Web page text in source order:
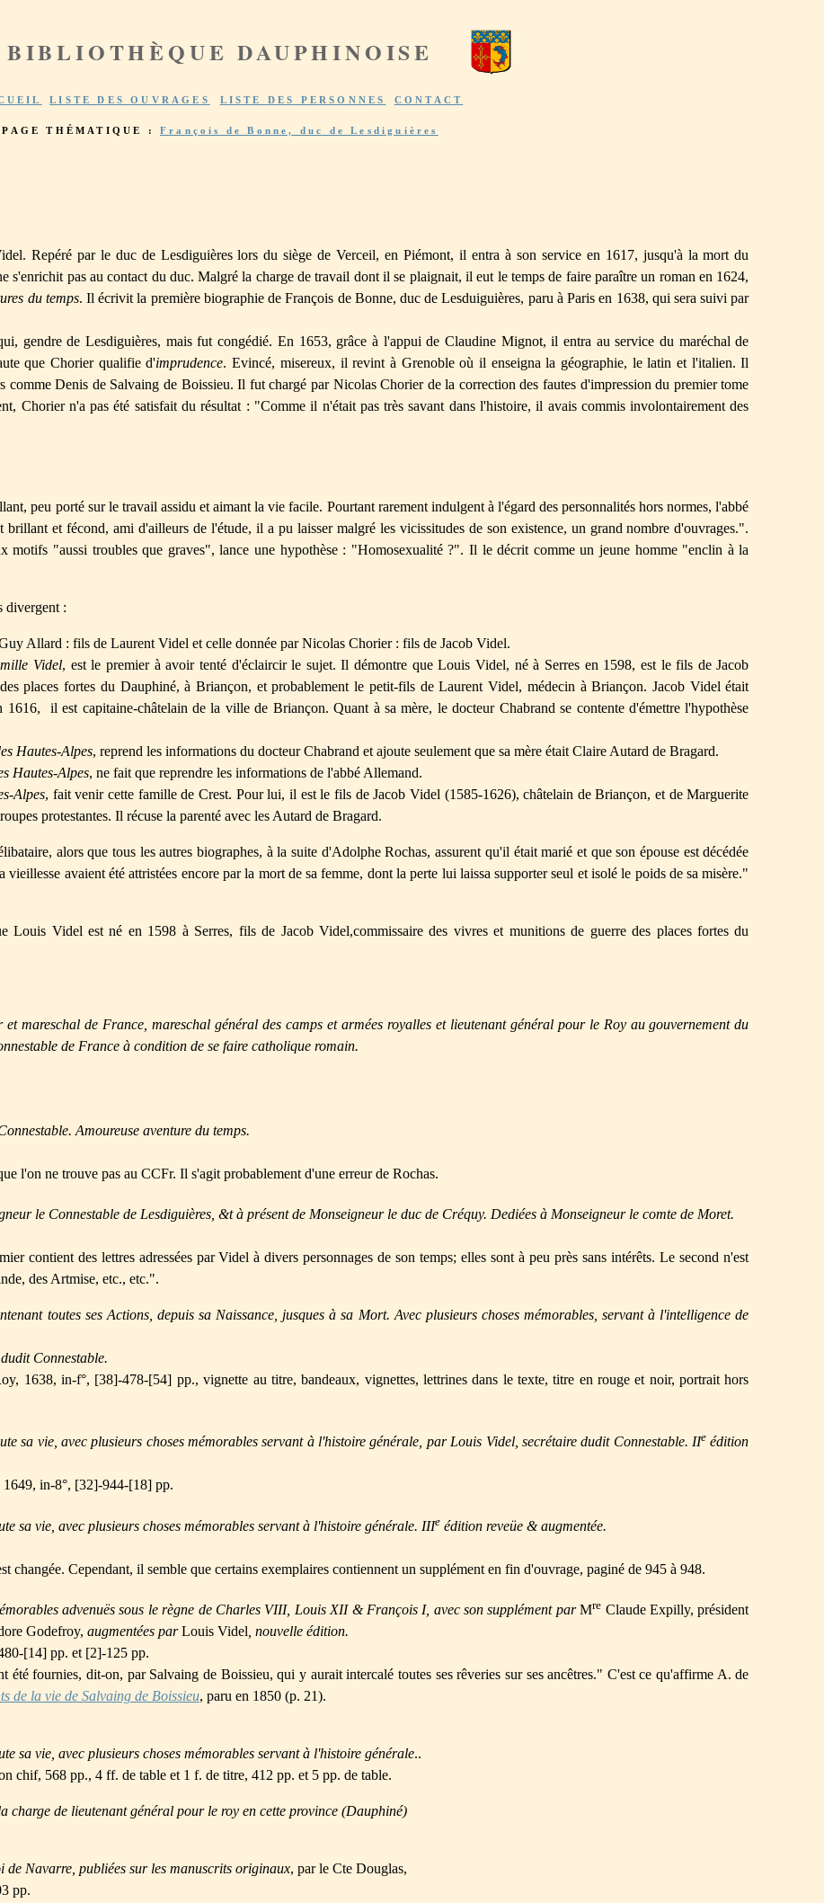
BIBLIOTHÈQUE DAUPHINOISE
LISTE DES OUVRAGES LISTE DES PERSONNES CONTACT
PAGE THÉMATIQUE : François de Bonne, duc de Lesdiguières
Repéré par le duc de Lesdiguières lors du siège de Verceil, en Piémont, il entra à son service en 1617, jusqu'à la mort du
s'enrichit pas au contact du duc. Malgré la charge de travail dont il se plaignait, il eut le temps de faire paraître un roman en 1624,
du temps. Il écrivit la première biographie de François de Bonne, duc de Lesduiguières, paru à Paris en 1638, qui sera suivi par
gendre de Lesdiguières, mais fut congédié. En 1653, grâce à l'appui de Claudine Mignot, il entra au service du maréchal de
que Chorier qualifie d'imprudence. Evincé, misereux, il revint à Grenoble où il enseigna la géographie, le latin et l'italien. Il
comme Denis de Salvaing de Boissieu. Il fut chargé par Nicolas Chorier de la correction des fautes d'impression du premier tome
Chorier n'a pas été satisfait du résultat : "Comme il n'était pas très savant dans l'histoire, il avais commis involontairement des
peu porté sur le travail assidu et aimant la vie facile. Pourtant rarement indulgent à l'égard des personnalités hors normes, l'abbé
et fécond, ami d'ailleurs de l'étude, il a pu laisser malgré les vicissitudes de son existence, un grand nombre d'ouvrages.".
motifs "aussi troubles que graves", lance une hypothèse : "Homosexualité ?". Il le décrit comme un jeune homme "enclin à la
divergent :
Allard : fils de Laurent Videl et celle donnée par Nicolas Chorier : fils de Jacob Videl.
Videl, est le premier à avoir tenté d'éclaircir le sujet. Il démontre que Louis Videl, né à Serres en 1598, est le fils de Jacob
places fortes du Dauphiné, à Briançon, et probablement le petit-fils de Laurent Videl, médecin à Briançon. Jacob Videl était
il est capitaine-châtelain de la ville de Briançon. Quant à sa mère, le docteur Chabrand se contente d'émettre l'hypothèse
Hautes-Alpes, reprend les informations du docteur Chabrand et ajoute seulement que sa mère était Claire Autard de Bragard.
Hautes-Alpes, ne fait que reprendre les informations de l'abbé Allemand.
Alpes, fait venir cette famille de Crest. Pour lui, il est le fils de Jacob Videl (1585-1626), châtelain de Briançon, et de Marguerite
protestantes. Il récuse la parenté avec les Autard de Bragard.
alors que tous les autres biographes, à la suite d'Adolphe Rochas, assurent qu'il était marié et que son épouse est décédée
vieillesse avaient été attristées encore par la mort de sa femme, dont la perte lui laissa supporter seul et isolé le poids de sa misère."
Louis Videl est né en 1598 à Serres, fils de Jacob Videl,commissaire des vivres et munitions de guerre des places fortes du
mareschal de France, mareschal général des camps et armées royalles et lieutenant général pour le Roy au gouvernement du
de France à condition de se faire catholique romain.
Amoureuse aventure du temps.
l'on ne trouve pas au CCFr. Il s'agit probablement d'une erreur de Rochas.
le Connestable de Lesdiguières, &t à présent de Monseigneur le duc de Créquy. Dediées à Monseigneur le comte de Moret.
contient des lettres adressées par Videl à divers personnages de son temps; elles sont à peu près sans intérêts. Le second n'est
des Artmise, etc., etc.".
toutes ses Actions, depuis sa Naissance, jusques à sa Mort. Avec plusieurs choses mémorables, servant à l'intelligence de
Connestable.
1638, in-f°, [38]-478-[54] pp., vignette au titre, bandeaux, vignettes, lettrines dans le texte, titre en rouge et noir, portrait hors
sa vie, avec plusieurs choses mémorables servant à l'histoire générale, par Louis Videl, secrétaire dudit Connestable. IIe édition
1649, in-8°, [32]-944-[18] pp.
sa vie, avec plusieurs choses mémorables servant à l'histoire générale. IIIeédition reveüe & augmentée.
changée. Cependant, il semble que certains exemplaires contiennent un supplément en fin d'ouvrage, paginé de 945 à 948.
advenuës sous le règne de Charles VIII, Louis XII & François I, avec son supplément parMre Claude Expilly, président
Godefroy, augmentées parLouis Videl , nouvelle édition.
[14] pp. et [2]-125 pp.
fournies, dit-on, par Salvaing de Boissieu, qui y aurait intercalé toutes ses rêveries sur ses ancêtres." C'est ce qu'affirme A. de
de la vie de Salvaing de Boissieu, paru en 1850 (p. 21).
sa vie, avec plusieurs choses mémorables servant à l'histoire générale..
chif, 568 pp., 4 ff. de table et 1 f. de titre, 412 pp. et 5 pp. de table.
charge de lieutenant général pour le roy en cette province (Dauphiné)
de Navarre, publiées sur les manuscrits originaux, par le Cte Douglas,
pp.